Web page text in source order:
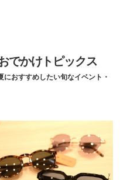
でかけトピックス
おすすめしたい旬なイベント・